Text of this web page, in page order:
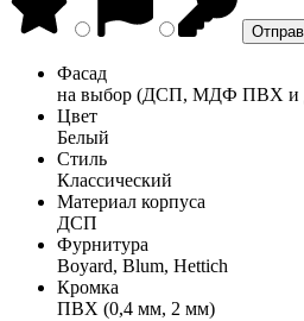
Фасад
на выбор (ДСП, МДФ ПВХ и
Цвет
Белый
Стиль
Классический
Материал корпуса
ДСП
Фурнитура
Boyard, Blum, Hettich
Кромка
ПВХ (0,4 мм, 2 мм)